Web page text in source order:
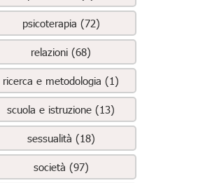
psicoterapia (72)
relazioni (68)
ricerca e metodologia (1)
scuola e istruzione (13)
sessualità (18)
società (97)